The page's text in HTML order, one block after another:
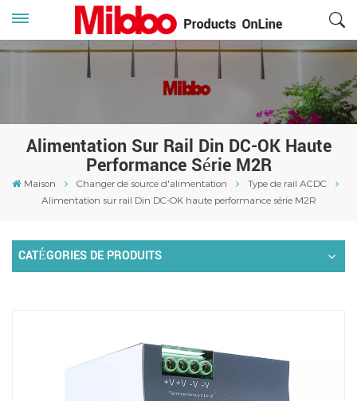
Alimentation Sur Rail Din DC-OK Haute
Performance Série M2R
Maison Changer de source d'alimentation
Type de rail ACDC
Alimentation sur rail Din DC-OK haute performance série M2R
CATÉGORIES DE PRODUITS